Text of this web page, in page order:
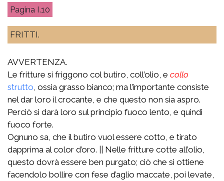
I.10
FRITTI.
AVVERTENZA.
Le fritture si friggono col butiro, coll’olio, e collo
strutto , ossia grasso bianco; ma l’importante consiste
nel dar loro il crocante, e che questo non sia aspro.
Perciò si darà loro sul principio fuoco lento, e quindi
fuoco forte.
Ognuno sa, che il butiro vuol essere cotto, e tirato
dapprima al color d’oro. || Nelle fritture cotte all’olio,
questo dovrà essere ben purgato; ciò che si ottiene
facendolo bollire con fese d’aglio maccate, poi levate,